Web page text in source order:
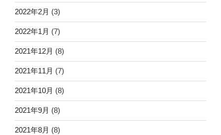
2022年2月 (3)
2022年1月 (7)
2021年12月 (8)
2021年11月 (7)
2021年10月 (8)
2021年9月 (8)
2021年8月 (8)